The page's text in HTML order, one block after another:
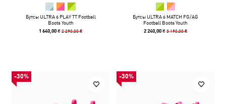
Бутсы ULTRA 6 PLAY TT Football
Boots Youth
1 640,00 ₴2 290,00 ₴
Бутсы ULTRA 6 MATCH FG/AG
Football Boots Youth
2 240,00 ₴3 190,00 ₴
-30% -30%